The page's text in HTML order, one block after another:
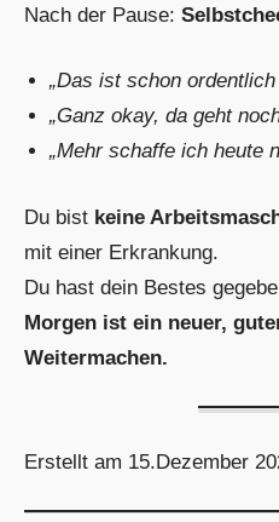
Nach der Pause:
„Das ist schon ordentlich
„Ganz okay, da geht
„Mehr schaffe ich heute
Du bist keine
mit einer Erkrankung.
Du hast dein Bestes
Morgen ist ein neuer,
Weitermachen.
Erstellt am 15.Dezember